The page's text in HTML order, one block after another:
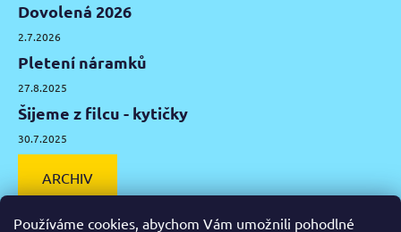
Používáme cookies, abychom Vám umožnili pohodlné
Dovolená 2026
2.7.2026
Pletení náramků
27.8.2025
Šijeme z filcu - kytičky
30.7.2025
ARCHIV